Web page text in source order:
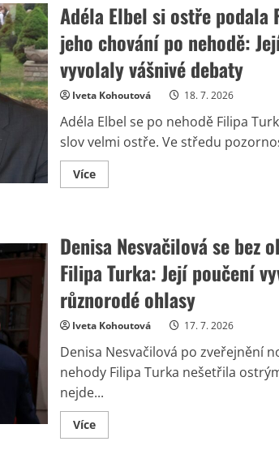
servítek
reaguje
na
nehodu
Filipa
Turka:
Slova
o
psychiatrovi
vyvolala
rozporuplné
reakce
Adéla Elbel si ostře podala
jeho chování po nehodě:
vyvolaly vášnivé debaty
Iveta Kohoutová 18. 7. 2026
Adéla Elbel se po nehodě Filipa
slov velmi ostře. Ve středu
VíceRead
more
ostře
podala
Filipa
Turka
za
jeho
chování
po
nehodě:
Její
urážky
vyvolaly
vášnivé
Denisa Nesvačilová se bez
Filipa Turka: Její poučení
různorodé ohlasy
Iveta Kohoutová 17. 7. 2026
Denisa Nesvačilová po zveřejnění
nehody Filipa Turka nešetřila
nejde...
VíceRead
more